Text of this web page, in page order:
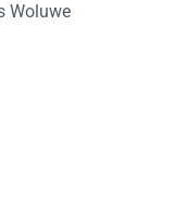
Woluwe